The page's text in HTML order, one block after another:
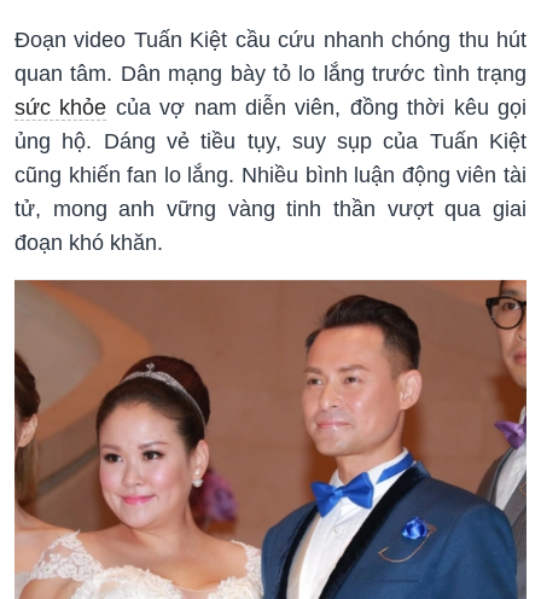
Đoạn video Tuấn Kiệt cầu cứu nhanh chóng thu hút
quan tâm. Dân mạng bày tỏ lo lắng trước tình trạng
sức khỏe của vợ nam diễn viên, đồng thời kêu gọi
ủng hộ. Dáng vẻ tiều tụy, suy sụp của Tuấn Kiệt
cũng khiến fan lo lắng. Nhiều bình luận động viên tài
tử, mong anh vững vàng tinh thần vượt qua giai
đoạn khó khăn.